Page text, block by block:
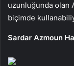
uzunluğunda olan
biçimde
Sardar Azmoun